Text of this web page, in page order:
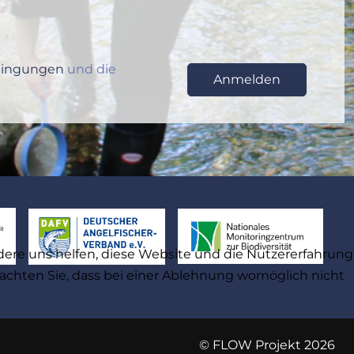
und die
Anmelden
© FLOW Projekt 2026
uns helfen, diese Website und die Nutzererfahrung
Sie, dass bei einer Ablehnung womöglich nicht